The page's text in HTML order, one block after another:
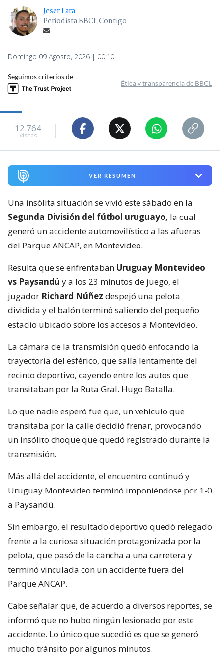
Jeser Lara
Periodista BBCL Contigo
Domingo 09 Agosto, 2026 | 00:10
Seguimos criterios de
Ética y transparencia de BBCL
12.764
visitas
VER RESUMEN
Una insólita situación se vivió este sábado en la
Segunda División del fútbol uruguayo, la cual
generó un accidente automovilístico a las afueras
del Parque ANCAP, en Montevideo.
Resulta que se enfrentaban Uruguay Montevideo
vs Paysandú y a los 23 minutos de juego, el
jugador Richard Núñez despejó una pelota
dividida y el balón terminó saliendo del pequeño
estadio ubicado sobre los accesos a Montevideo.
La cámara de la transmisión quedó enfocando la
trayectoria del esférico, que salía lentamente del
recinto deportivo, cayendo entre los autos que
transitaban por la Ruta Gral. Hugo Batalla.
Lo que nadie esperó fue que, un vehículo que
transitaba por la calle decidió frenar, provocando
un insólito choque que quedó registrado durante la
transmisión.
Más allá del accidente, el encuentro continuó y
Uruguay Montevideo terminó imponiéndose por 1-0
a Paysandú.
Sin embargo, el resultado deportivo quedó relegado
frente a la curiosa situación protagonizada por la
pelota, que pasó de la cancha a una carretera y
terminó vinculada con un accidente fuera del
Parque ANCAP.
Cabe señalar que, de acuerdo a diversos reportes, se
informó que no hubo ningún lesionado por este
accidente. Lo único que sucedió es que se generó
mucho tránsito por algunos minutos.